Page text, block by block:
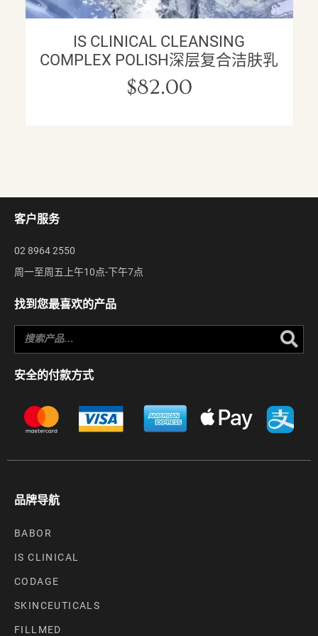
IS CLINICAL CLEANSING
COMPLEX POLISH深层复合洁肤乳
$82.00
客户服务
02 8964 2550
周一至周五上午10点-下午7点
找到您最喜欢的产品
安全的付款方式
品牌导航
BABOR
IS CLINICAL
CODAGE
SKINCEUTICALS
FILLMED